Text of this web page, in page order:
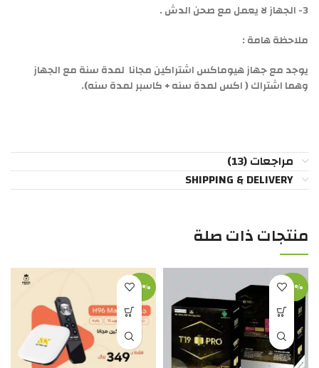
3- الجهاز لا يعمل مع صحن الدش .
ملاحظة هامة :
يوجد مع جهاز هيوماكس اشتراكين مجانا لمدة سنة مع الجهاز
وهما اشتراك ( اكس لمدة سنه + كاسبر لمدة سنه).
مراجعات (13)
SHIPPING & DELIVERY
منتجات ذات صلة
-29%
-22%